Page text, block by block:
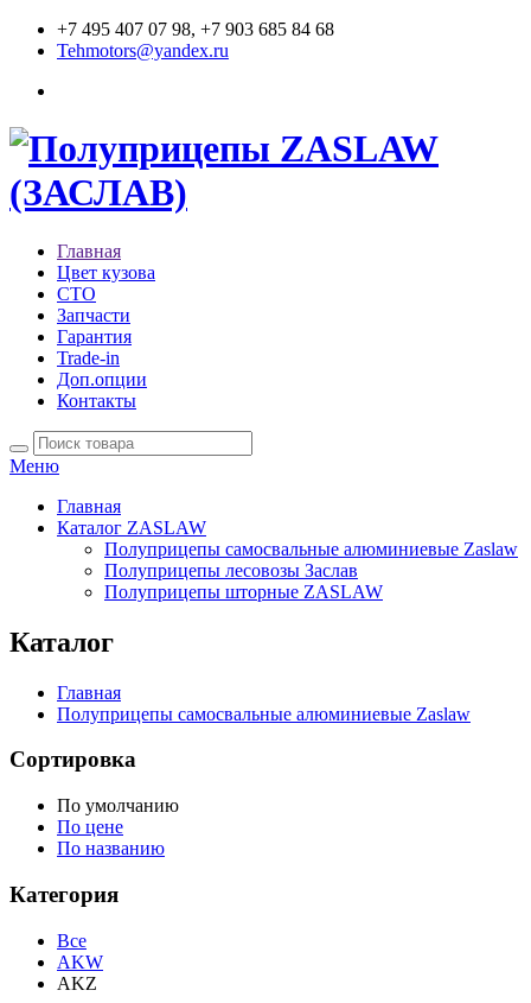
+7 495 407 07 98, +7 903 685 84 68
Tehmotors@yandex.ru
Главная
Цвет кузова
СТО
Запчасти
Гарантия
Trade-in
Доп.опции
Контакты
Меню
Главная
Каталог ZASLAW
Полуприцепы самосвальные алюминиевые Zaslaw
Полуприцепы лесовозы Заслав
Полуприцепы шторные ZASLAW
Каталог
Главная
Полуприцепы самосвальные алюминиевые Zaslaw
Сортировка
По умолчанию
По цене
По названию
Категория
Все
AKW
AKZ